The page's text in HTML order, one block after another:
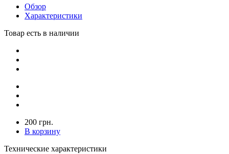
Обзор
Характеристики
Товар есть в наличии
200 грн.
В корзину
Технические характеристики